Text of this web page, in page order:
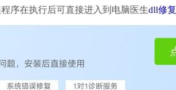
序在执行后可直接进入到电脑医生dll修复